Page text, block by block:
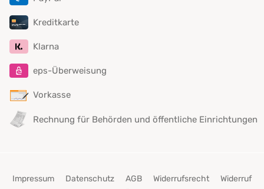
Kreditkarte
Klarna
eps-Überweisung
Vorkasse
Rechnung für Behörden und öffentliche Einrichtungen
Impressum Datenschutz AGB Widerrufsrecht
Widerruf